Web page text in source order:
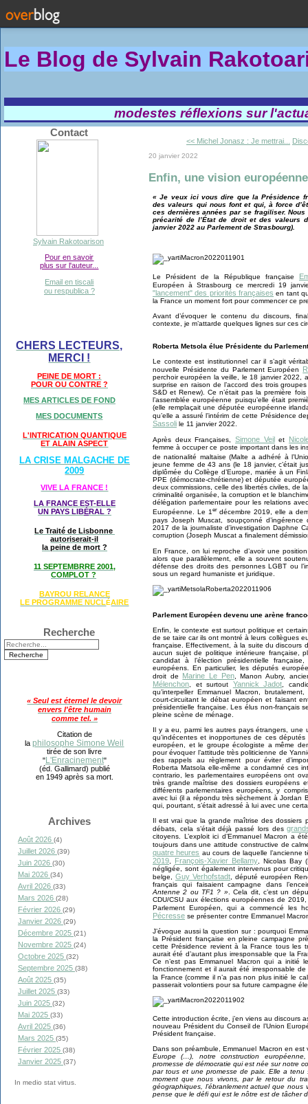
Le Blog de Sylvain Rakotoa
modestes réflexions sur
Contact
Sylvain Rakotoarison
Pour en savoir
plus sur l'auteur...
Email en tiscali
ou respublica ?
CHERS LECTEURS,
MERCI !
PEINE DE MORT :
POUR OU CONTRE ?
MES ARTICLES DE FOND
MES DOCUMENTS
L'INTRICATION QUANTIQUE
ET ALAIN ASPECT
LA CRISE MALGACHE DE
2009
VIVE LA FRANCE !
LA FRANCE EST-ELLE
UN PAYS LIBÉRAL ?
Le Traité de Lisbonne
autoriserait-il
la peine de mort ?
11 SEPTEMBRRE 2001,
COMPLOT ?
BAYROU RELANCE
LE PROGRAMME NUCLÉAIRE
Recherche
« Seul est éternel le devoir
envers l'être humain
comme tel. »
Citation de
laphilosophe Simone Weil
tirée de son livre
"L'Enracinement"
(éd. Gallimard) publié
en 1949 après sa mort.
Archives
Août 2026 (4)
Juillet 2026 (39)
Juin 2026 (30)
Mai 2026 (34)
Avril 2026 (33)
Mars 2026 (28)
Février 2026 (29)
Janvier 2026 (29)
Décembre 2025 (21)
Novembre 2025 (24)
Octobre 2025 (32)
Septembre 2025 (38)
Août 2025 (35)
Juillet 2025 (33)
Juin 2025 (32)
Mai 2025 (33)
Avril 2025 (36)
Mars 2025 (35)
Février 2025 (38)
Janvier 2025 (37)
In medio stat virtus.
<< Michel Jonasz : Je mettrai...
20 janvier 2022
Enfin, une vision
« Je veux ici vous dire que la Présidence
des valeurs qui nous font et qui, à force
ces dernières années par se fragiliser.
précarité de l’État de droit et des valeurs
janvier 2022 au Parlement de Strasbourg).
Le Président de la République française
Européen à Strasbourg ce mercredi 19
"lancement" des priorités françaises en tant
la France un moment fort pour commencer ce
Avant d’évoquer le contenu du discours,
contexte, je m’attarde quelques lignes sur ces
Roberta Metsola élue Présidente du
Le contexte est institutionnel car il s’agit
nouvelle Présidente du Parlement Européen
perchoir européen la veille, le 18 janvier 2022,
surprise en raison de l’accord des trois
S&D et Renew). Ce n’était pas la première
l’assemblée européenne puisqu’elle était
(elle remplaçait une députée européenne
qu’elle a assuré l’intérim de cette Présidence
Sassoli le 11 janvier 2022.
Après deux Françaises, Simone Veil et
femme à occuper ce poste important dans les
de nationalité maltaise (Malte a adhéré à
jeune femme de 43 ans (le 18 janvier, c’était
diplômée du Collège d’Europe, mariée à un
PPE (démocrate-chrétienne) et députée
deux commissions, celle des libertés civiles, de
criminalité organisée, la corruption et le
délégation parlementaire pour les relations
Européenne. Le 1er décembre 2019, elle a
pays Joseph Muscat, soupçonné
2017 de la journaliste d’investigation Daphne
corruption (Joseph Muscat a finalement
En France, on lui reproche d’avoir une
alors que parallèlement, elle a souvent
défense des droits des personnes LGBT ou
sous un regard humaniste et juridique.
Parlement Européen devenu une arène
Enfin, le contexte est surtout politique et
de se taire car ils ont montré à leurs collègues
française. Effectivement, à la suite du discours
aucun sujet de politique intérieure française,
candidat à l’élection présidentielle
européens. En particulier, les députés
droit de Marine Le Pen, Manon Aubry,
Mélenchon , et surtout Yannick Jadot ,
qu’interpeller Emmanuel Macron,
court-circuitant le débat européen et faisant
présidentielle française. Les élus non-français
pleine scène de ménage.
Il y a eu, parmi les autres pays étrangers, une
qu’indécentes et inopportunes de ces
européen, et le groupe écologiste a même
pour évoquer l’attitude très politicienne de
des rappels au règlement pour éviter
Roberta Matsola elle-même a condamné ces
contrario, les parlementaires européens ont
très grande maîtrise des dossiers européens
différents parlementaires européens, y
avec lui (il a répondu très sèchement à Jordan
qui, pourtant, s’était adressé à lui avec une
Il est vrai que la grande maîtrise des dossiers
débats, cela s’était déjà passé lors des
citoyens. L’exploit ici d’Emmanuel Macron a
toujours dans une attitude constructive de
quatre heures au cours de laquelle
2019 François-Xavier Bellamy , Nicolas Bay
négligée, sont également intervenus pour
belge, Guy Verhofstadt , député européen
français qui faisaient campagne dans
Antenne 2 ou TF1 ? » . Cela dit, c’est un
CDU/CSU aux élections européennes de
Parlement Européen, qui a commencé les
Pécresse se présenter contre Emmanuel
J’évoque aussi la question sur : pourquoi
la Président française en pleine campagne
cette Présidence revient à la France tous les
aurait été d’autant plus irresponsable que la
Ce n’est pas Emmanuel Macron qui a initié
fonctionnement et il aurait été irresponsable
la France (comme il n’a pas non plus initié le
passerait volontiers pour sa future campagne
Cette introduction écrite, j’en viens au discours
nouveau Président du Conseil de l’Union
Président française.
Dans son préambule, Emmanuel Macron en
Europe (…), notre construction
promesse de démocratie qui est née sur notre
par tous et une promesse de paix. Elle a tenu
moment que nous vivons, par le retour du
géographiques, l’ébranlement actuel que
pense que le défi qui est le nôtre est de tâcher